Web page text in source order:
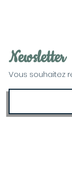
Newsletter
Vous souhaitez